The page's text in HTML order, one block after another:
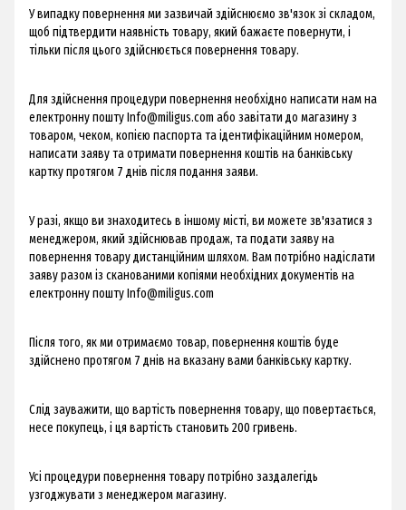
​У випадку повернення ми зазвичай здійснюємо зв'язок зі складом,
щоб підтвердити наявність товару, який бажаєте повернути, і
тільки після цього здійснюється повернення товару.
Для здійснення процедури повернення необхідно написати нам на
електронну поштуInfo@miligus.com або завітати до магазину з
товаром, чеком, копією паспорта та ідентифікаційним номером,
написати заяву та отримати повернення коштів на банківську
картку протягом 7 днів після подання заяви.
У разі, якщо ви знаходитесь в іншому місті, ви можете зв'язатися з
менеджером, який здійснював продаж, та подати заяву на
повернення товару дистанційним шляхом. Вам потрібно надіслати
заяву разом із сканованими копіями необхідних документів на
електронну поштуInfo@miligus.com
Після того, як ми отримаємо товар, повернення коштів буде
здійснено протягом 7 днів на вказану вами банківську картку.
Слід зауважити, що вартість повернення товару, що повертається,
несе покупець, і ця вартість становить 200 гривень.
Усі процедури повернення товару потрібно заздалегідь
узгоджувати з менеджером магазину.